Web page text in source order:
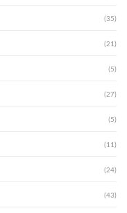
(35)
(21)
(5)
(27)
(5)
(11)
(24)
(43)